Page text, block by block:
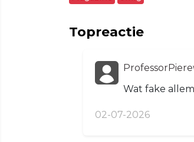
Topreactie
Wat fake
02-07-2026